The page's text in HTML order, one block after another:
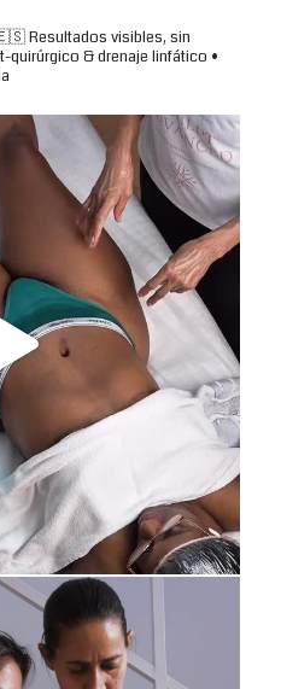
Resultados visibles, sin
quirúrgico & drenaje linfático •